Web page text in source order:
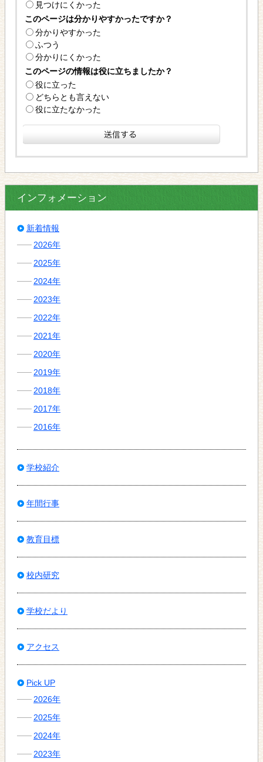
見つけにくかった
このページは分かりやすかったですか？
分かりやすかった
ふつう
分かりにくかった
このページの情報は役に立ちましたか？
役に立った
どちらとも言えない
役に立たなかった
インフォメーション
新着情報
2026年
2025年
2024年
2023年
2022年
2021年
2020年
2019年
2018年
2017年
2016年
学校紹介
年間行事
教育目標
校内研究
学校だより
アクセス
Pick UP
2026年
2025年
2024年
2023年